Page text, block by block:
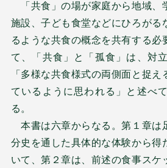
「共食」の場が家庭から地域、
施設、子ども食堂などにひろがる
るような共食の概念を共有する必
て、「共食」と「孤食」は、対
「多様な共食様式の両側面と捉え
ているように思われる」と述べ
る。
本書は六章からなる。第１章は
分史を通した具体的な体験から得
いて、第２章は、前述の食事スケ